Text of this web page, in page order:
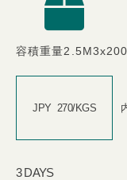
容積重量
JPY ​ 270/KGS​
3 DAYS​